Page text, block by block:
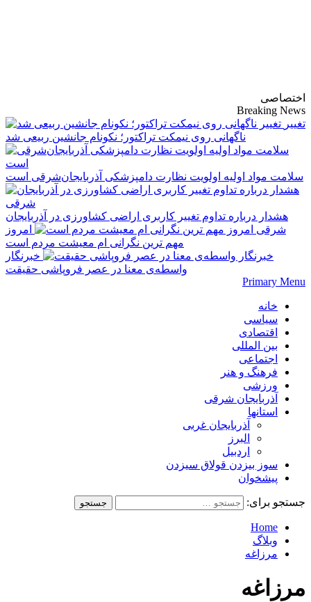
اختصاصی
Breaking News
تغییر
ناگهانی روی نیمکت تراکتور؛ نکونام جانشین ربیعی شد
سلامت مواد اولیه اولویت نظارت دامپزشکی آذربایجان‌شرقی است
هشدار درباره تداوم تغییر کاربری اراضی کشاورزی در آذربایجان
شرقی
امروز
مهم‌ ترین نگرانی‌ ام معیشت مردم است
خبرنگار
واسطه‌ی معنا در عصر فروپاشی حقیقت
Primary Menu
خانه
سیاسی
اقتصادی
بین المللی
اجتماعی
فرهنگ و هنر
ورزشی
آذربایجان شرقی
استانها
آذربایجان غربی
البرز
اردبیل
سوز بیزدن قولاق سیزدن
پیشخوان
جستجو برای:
Home
وبلاگ
مرزاغه
مرزاغه